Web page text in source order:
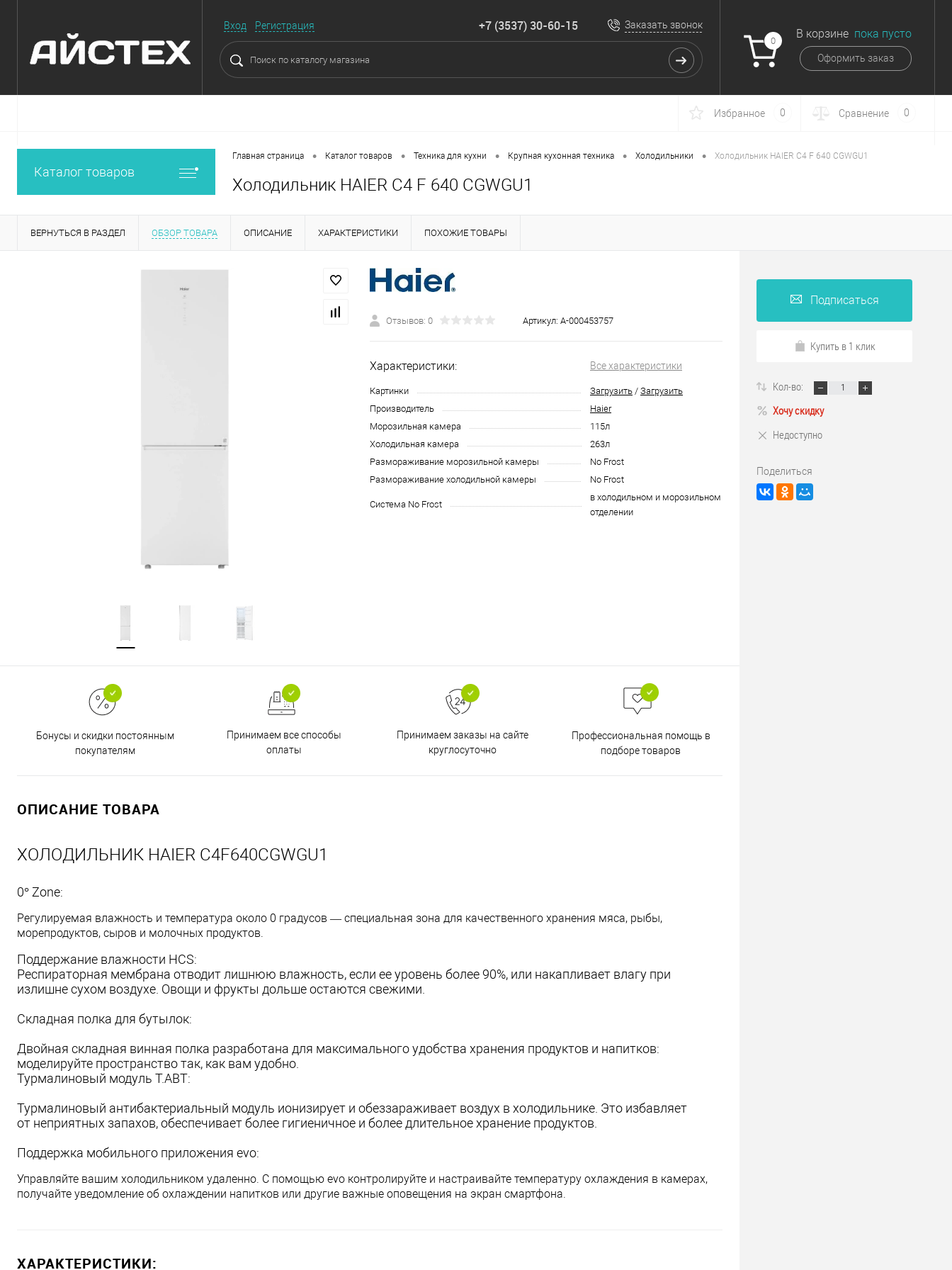
Вход Регистрация +7 (3537) 30-60-15 Заказать звонок
0
В корзине пока пусто
Оформить заказ
Избранное 0 Сравнение 0
Каталог товаров
Главная страница • Каталог товаров • Техника для кухни • Крупная кухонная техника • Холодильники • Холодильник HAIER C4 F 640 CGWGU1
Холодильник HAIER C4 F 640 CGWGU1
ВЕРНУТЬСЯ В РАЗДЕЛ ОБЗОР ТОВАРА ОПИСАНИЕ ХАРАКТЕРИСТИКИ ПОХОЖИЕ ТОВАРЫ
Отзывов: 0 Артикул: А-000453757
Характеристики: Все характеристики
Картинки Загрузить / Загрузить
Производитель
Haier
Морозильная камера
115л
Холодильная камера
263л
Размораживание морозильной камеры
No Frost
Размораживание холодильной камеры
No Frost
Система No Frost
в холодильном и морозильном
отделении
Бонусы и скидки постоянным
покупателям
Принимаем все способы
оплаты
Принимаем заказы на сайте
круглосуточно
Профессиональная помощь в
подборе товаров
ОПИСАНИЕ ТОВАРА
ХОЛОДИЛЬНИК HAIER C4F640CGWGU1
0° Zone:
Регулируемая влажность и температура около 0 градусов — специальная зона для качественного хранения мяса, рыбы,
морепродуктов, сыров и молочных продуктов.
Поддержание влажности HCS:
Респираторная мембрана отводит лишнюю влажность, если ее уровень более 90%, или накапливает влагу при
излишне сухом воздухе. Овощи и фрукты дольше остаются свежими.
Складная полка для бутылок:
Двойная складная винная полка разработана для максимального удобства хранения продуктов и напитков:
моделируйте пространство так, как вам удобно.
Турмалиновый модуль T.ABT:
Турмалиновый антибактериальный модуль ионизирует и обеззараживает воздух в холодильнике. Это избавляет
от неприятных запахов, обеспечивает более гигиеничное и более длительное хранение продуктов.
Поддержка мобильного приложения evo:
Управляйте вашим холодильником удаленно. С помощью evo контролируйте и настраивайте температуру охлаждения в камерах,
получайте уведомление об охлаждении напитков или другие важные оповещения на экран смартфона.
ХАРАКТЕРИСТИКИ:
Подписаться
Купить в 1 клик
Кол-во:
Хочу скидку
Недоступно
Поделиться